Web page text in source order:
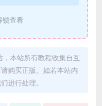
锁查看
本站所有教程收集自互
购买正版。如若本站内
进行处理。